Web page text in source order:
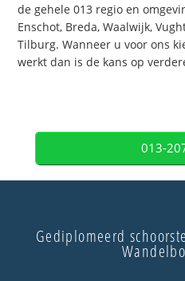
de gehele 013 regio en
Enschot, Breda, Waalwijk,
Tilburg. Wanneer u voor ons
werkt dan is de kans op
013-
Gediplomeerd